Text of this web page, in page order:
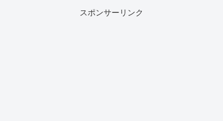
スポンサーリンク